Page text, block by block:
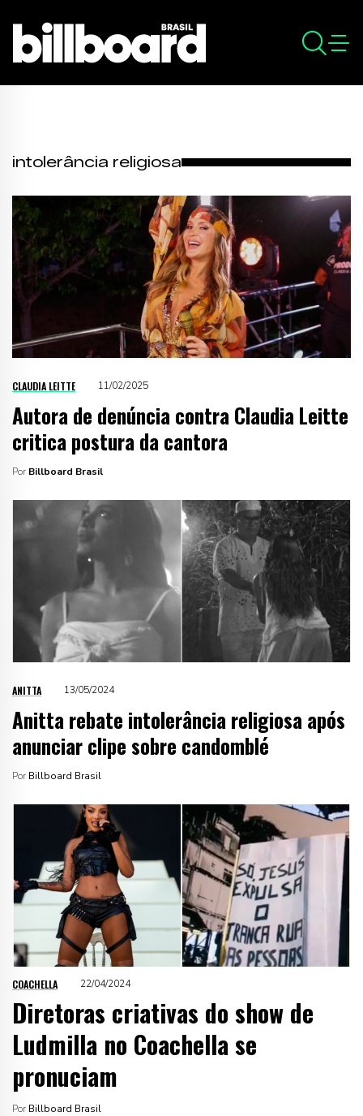
intolerância religiosa
CLAUDIA LEITTE 11/02/2025
Autora de denúncia contra Claudia Leitte
critica postura da cantora
Por Billboard Brasil
ANITTA 13/05/2024
Anitta rebate intolerância religiosa após
anunciar clipe sobre candomblé
Por Billboard Brasil
COACHELLA 22/04/2024
Diretoras criativas do show de
Ludmilla no Coachella se
pronuciam
Por Billboard Brasil